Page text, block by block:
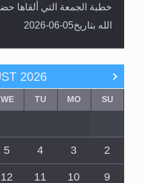
خطبة الجمعة التي ألقاها
الله بتاريخ05-06-2026
2026
SU
MO
TU
WE
2
3
4
5
9
10
11
12